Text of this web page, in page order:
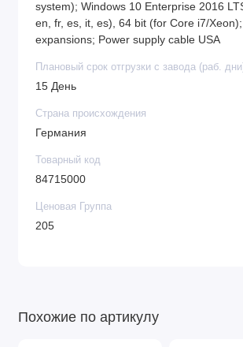
system); Windows 10 Enterprise 2016
en, fr, es, it, es), 64 bit (for Core i7/
expansions; Power supply cable USA
Плановый срок отгрузки с завода (раб.
15 День
Страна происхождения
Германия
Товарный код
84715000
Ценовая Группа
205
Похожие по артикулу